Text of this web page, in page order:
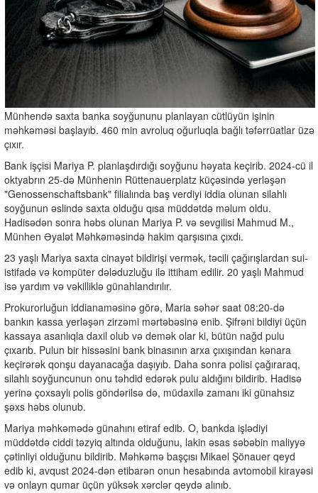
Münhendə saxta banka soyğununu planlayan cütlüyün işinin
məhkəməsi başlayıb. 460 min avroluq oğurluqla bağlı təfərrüatlar üzə
çıxır.
Bank işçisi Mariya P. planlaşdırdığı soyğunu həyata keçirib. 2024-cü il
oktyabrın 25-də Münhenin Rüttenauerplatz küçəsində yerləşən
"Genossenschaftsbank" filialında baş verdiyi iddia olunan silahlı
soyğunun əslində saxta olduğu qısa müddətdə məlum oldu.
Hadisədən sonra həbs olunan Mariya P. və sevgilisi Mahmud M.,
Münhen Əyalət Məhkəməsində hakim qarşısına çıxdı.
23 yaşlı Mariya saxta cinayət bildirişi vermək, təcili çağırışlardan sui-
istifadə və kompüter dələduzluğu ilə ittiham edilir. 20 yaşlı Mahmud
isə yardım və vəkilliklə günahlandırılır.
Prokurorluğun iddianaməsinə görə, Maria səhər saat 08:20-də
bankın kassa yerləşən zirzəmi mərtəbəsinə enib. Şifrəni bildiyi üçün
kassaya asanlıqla daxil olub və demək olar ki, bütün nağd pulu
çıxarıb. Pulun bir hissəsini bank binasının arxa çıxışından kənara
keçirərək qonşu dayanacağa daşıyıb. Daha sonra polisi çağıraraq,
silahlı soyğuncunun onu təhdid edərək pulu aldığını bildirib. Hadisə
yerinə çoxsaylı polis göndərilsə də, müdaxilə zamanı iki günahsız
şəxs həbs olunub.
Mariya məhkəmədə günahını etiraf edib. O, bankda işlədiyi
müddətdə ciddi təzyiq altında olduğunu, lakin əsas səbəbin maliyyə
çətinliyi olduğunu bildirib. Məhkəmə başçısı Mikael Şönauer qeyd
edib ki, avqust 2024-dən etibarən onun hesabında avtomobil kirayəsi
və onlayn qumar üçün yüksək xərclər qeydə alınıb.